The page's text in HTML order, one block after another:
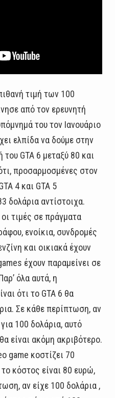
τιμή των 100
από τον ερευνητή
του τον Ιανουάριο
ελπίδα να δούμε στην
του GTA 6 μεταξύ 80 και
προσαρμοσμένες στον
4 και GTA 5
δολάρια αντίστοιχα.
τιμές σε πράγματα
ενοίκια, συνδρομές
και οικιακά έχουν
έχουν παραμείνει σε
όλα αυτά, η
ότι το GTA 6 θα
Σε κάθε περίπτωση, αν
100 δολάρια, αυτό
είναι ακόμη ακριβότερο.
game κοστίζει 70
κόστος είναι 80 ευρώ,
αν είχε 100 δολάρια ,